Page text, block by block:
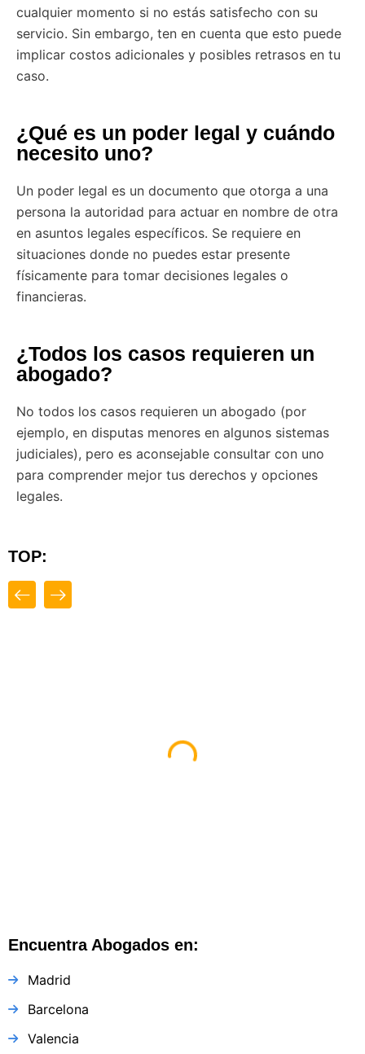
TOP:
Encuentra Abogados en:
Madrid
Barcelona
Valencia
cualquier momento si no estás satisfecho con su
servicio. Sin embargo, ten en cuenta que esto puede
implicar costos adicionales y posibles retrasos en tu
caso.
¿Qué es un poder legal y cuándo
necesito uno?
Un poder legal es un documento que otorga a una
persona la autoridad para actuar en nombre de otra
en asuntos legales específicos. Se requiere en
situaciones donde no puedes estar presente
físicamente para tomar decisiones legales o
financieras.
¿Todos los casos requieren un
abogado?
No todos los casos requieren un abogado (por
ejemplo, en disputas menores en algunos sistemas
judiciales), pero es aconsejable consultar con uno
para comprender mejor tus derechos y opciones
legales.